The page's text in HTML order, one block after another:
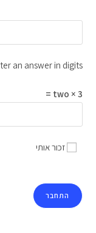
an answer in digits:
two × 3 =
זכור אותי